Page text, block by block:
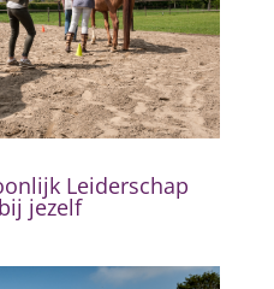
Leiderschap
jezelf